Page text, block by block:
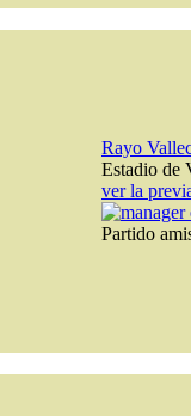
Rayo
Estadio de
ver la
Partido